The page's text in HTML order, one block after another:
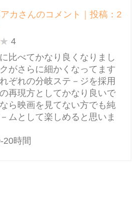
カさんのコメント｜投稿：2
4
比べてかなり良くなりまし
がさらに細かくなってます
ぞれの分岐ステ－ジを採用
再現方としてかなり良いで
ら映画を見てない方でも純
ムとして楽しめると思いま
20時間